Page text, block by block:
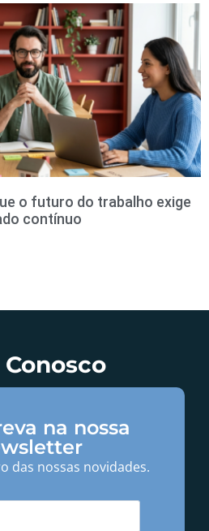
o futuro do trabalho exige
contínuo
Conosco
na nossa
das nossas novidades.